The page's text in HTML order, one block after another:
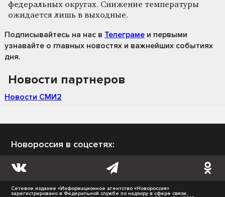
федеральных округах. Снижение температуры
ожидается лишь в выходные.
Подписывайтесь на нас в Телеграме и первыми
узнавайте о главных новостях и важнейших событиях
дня.
Новости партнеров
Новости СМИ2
Новороссия в соцсетях:
Сетевое издание «Информационное агентство «Новороссия»
зарегистрировано в Федеральной службе по надзору в сфере связи,